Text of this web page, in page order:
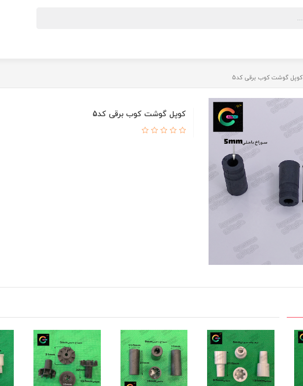
کوپل گوشت کوب برقی کد5
کوپل گوشت کوب برقی کد5